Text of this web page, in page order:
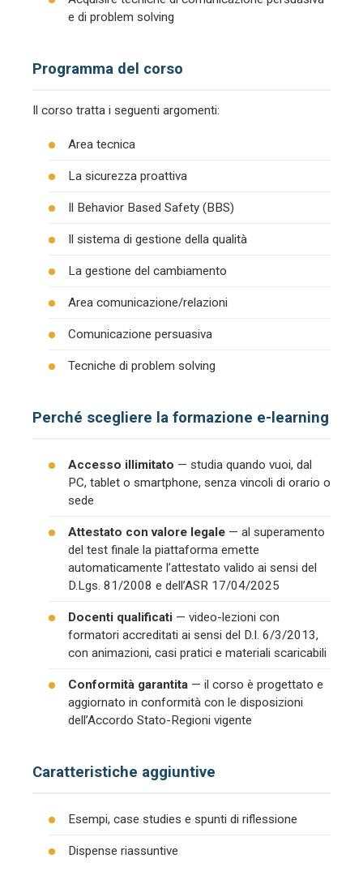
e di problem solving
Programma del corso
Il corso tratta i seguenti argomenti:
Area tecnica
La sicurezza proattiva
Il Behavior Based Safety (BBS)
Il sistema di gestione della qualità
La gestione del cambiamento
Area comunicazione/relazioni
Comunicazione persuasiva
Tecniche di problem solving
Perché scegliere la formazione e-learning
Accesso illimitato — studia quando vuoi, dal
PC, tablet o smartphone, senza vincoli di orario o
sede
Attestato con valore legale — al superamento
del test finale la piattaforma emette
automaticamente l’attestato valido ai sensi del
D.Lgs. 81/2008 e dell’ASR 17/04/2025
Docenti qualificati — video-lezioni con
formatori accreditati ai sensi del D.I. 6/3/2013,
con animazioni, casi pratici e materiali scaricabili
Conformità garantita — il corso è progettato e
aggiornato in conformità con le disposizioni
dell’Accordo Stato-Regioni vigente
Caratteristiche aggiuntive
Esempi, case studies e spunti di riflessione
Dispense riassuntive